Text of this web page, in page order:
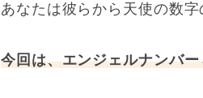
あなたは彼らから天使の数
今回は、エンジェルナンバ